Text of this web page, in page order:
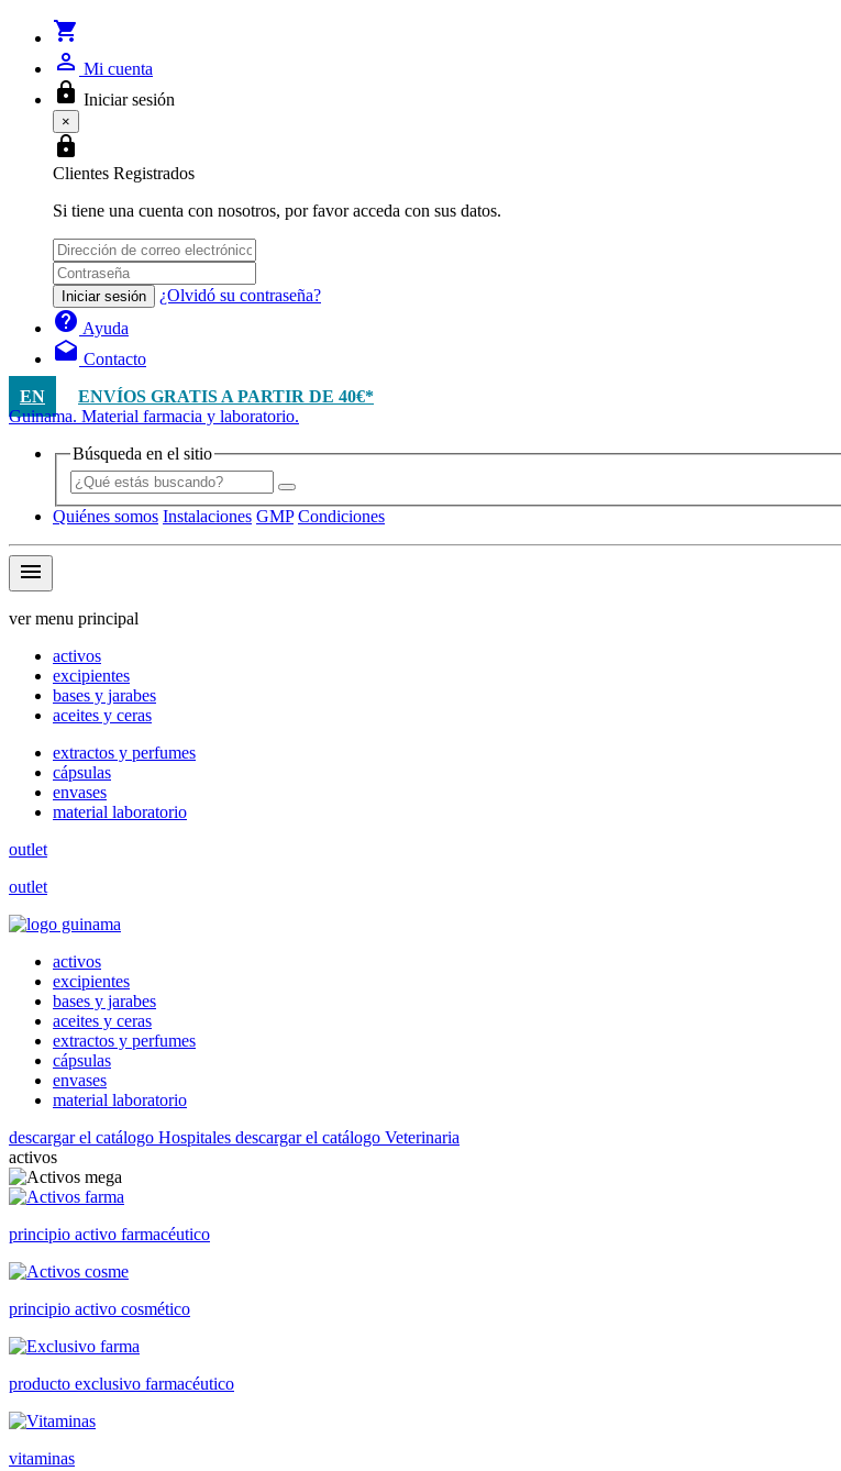
shopping_cart
person_outline Mi cuenta
lock Iniciar sesión
×
lock
Clientes Registrados
Si tiene una cuenta con nosotros, por favor acceda con sus datos.
Iniciar sesión ¿Olvidó su contraseña?
help Ayuda
drafts Contacto
EN
ENVÍOS GRATIS A PARTIR DE 40€*
Guinama. Material farmacia y laboratorio.
Búsqueda en el sitio
Quiénes somos Instalaciones GMP Condiciones
menu
ver menu principal
activos
excipientes
bases y jarabes
aceites y ceras
extractos y perfumes
cápsulas
envases
material laboratorio
outlet
outlet
activos
excipientes
bases y jarabes
aceites y ceras
extractos y perfumes
cápsulas
envases
material laboratorio
descargar el catálogo Hospitales descargar el catálogo Veterinaria
activos
principio activo farmacéutico
principio activo cosmético
producto exclusivo farmacéutico
vitaminas